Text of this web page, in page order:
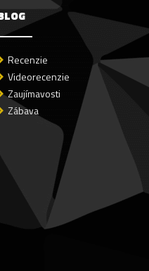
Recenzie
Videorecenzie
Zaujímavosti
Zábava